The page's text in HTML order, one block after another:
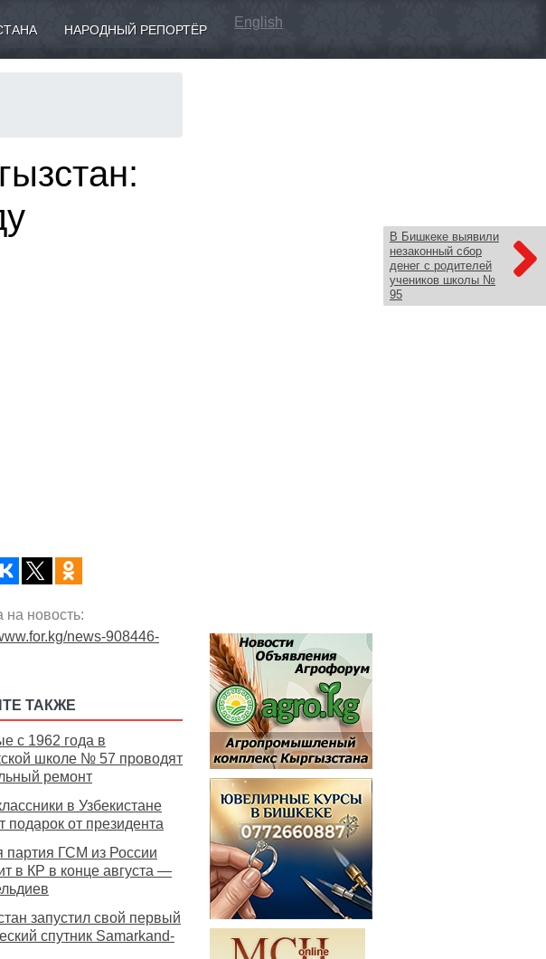
НАРОДНЫЙ РЕПОРТЁР English
В Бишкеке выявили
незаконный сбор
денег с родителей
учеников школы №
95
на новость:
news-908446-
ТАКЖЕ
с 1962 года в
школе № 57 проводят
ремонт
в Узбекистане
подарок от президента
партия ГСМ из России
в КР в конце августа —
запустил свой первый
спутник Samarkand-